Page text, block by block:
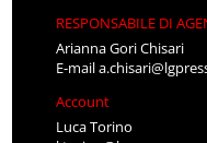
RESPONSABILE DI
Arianna Gori Chisari
E-mail
Account
Luca Torino